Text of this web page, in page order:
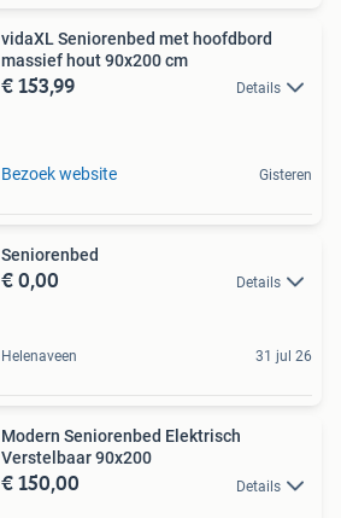
vidaXL Seniorenbed met hoofdbord
massief hout 90x200 cm
€ 153,99 Details
Bezoek website Gisteren
Seniorenbed
€ 0,00 Details
Helenaveen 31 jul 26
Modern Seniorenbed Elektrisch
Verstelbaar 90x200
€ 150,00 Details